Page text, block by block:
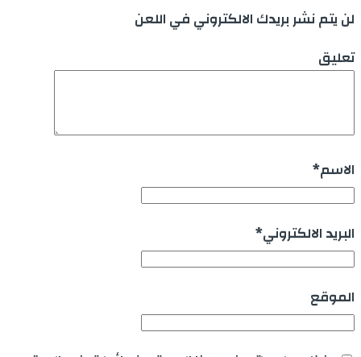
لن يتم نشر بريدك الالكتروني في اللعن
تعليق
الاسم*
البريد الالكتروني*
الموقع